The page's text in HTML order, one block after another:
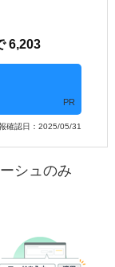
6,203
PR
確認日：2025/05/31
シュのみ